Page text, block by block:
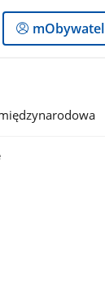
Logowanie
do
mObywatel